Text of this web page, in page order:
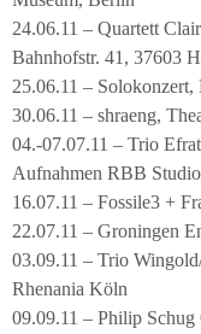
24.06.11 – Quartett
Bahnhofstr. 41, 37603
25.06.11 –
30.06.11 – shraeng,
04.-07.07.11 – Trio
Aufnahmen RBB
16.07.11 – Fossile3 +
22.07.11 – Groningen
03.09.11 – Trio
Rhenania Köln
09.09.11 – Philip